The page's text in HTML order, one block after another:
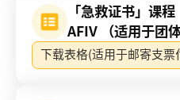
「急救证书」课
AFIV （适用于团
下载表格(适用于邮寄支票